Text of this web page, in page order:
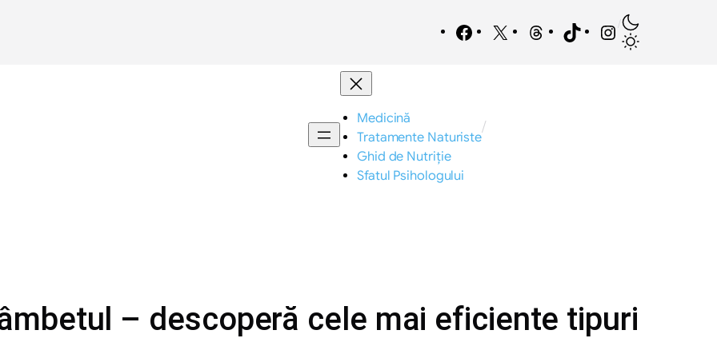
Facebook
X ThreadsTikTokInstagram
/
Medicină
Tratamente Naturiste
Ghid de Nutriție
Sfatul Psihologului
/
– descoperă cele mai eficiente tipuri